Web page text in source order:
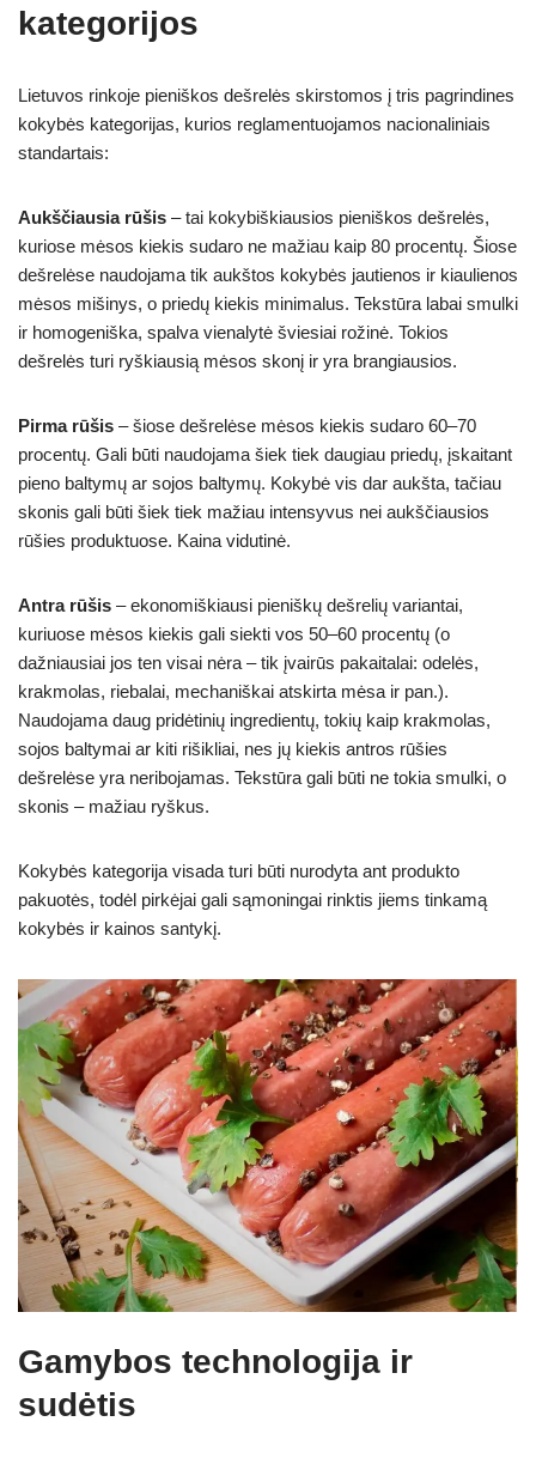
kategorijos
Lietuvos rinkoje pieniškos dešrelės skirstomos į tris pagrindines
kokybės kategorijas, kurios reglamentuojamos nacionaliniais
standartais:
Aukščiausia rūšis – tai kokybiškiausios pieniškos dešrelės,
kuriose mėsos kiekis sudaro ne mažiau kaip 80 procentų. Šiose
dešrelėse naudojama tik aukštos kokybės jautienos ir kiaulienos
mėsos mišinys, o priedų kiekis minimalus. Tekstūra labai smulki
ir homogeniška, spalva vienalytė šviesiai rožinė. Tokios
dešrelės turi ryškiausią mėsos skonį ir yra brangiausios.
Pirma rūšis – šiose dešrelėse mėsos kiekis sudaro 60–70
procentų. Gali būti naudojama šiek tiek daugiau priedų, įskaitant
pieno baltymų ar sojos baltymų. Kokybė vis dar aukšta, tačiau
skonis gali būti šiek tiek mažiau intensyvus nei aukščiausios
rūšies produktuose. Kaina vidutinė.
Antra rūšis – ekonomiškiausi pieniškų dešrelių variantai,
kuriuose mėsos kiekis gali siekti vos 50–60 procentų (o
dažniausiai jos ten visai nėra – tik įvairūs pakaitalai: odelės,
krakmolas, riebalai, mechaniškai atskirta mėsa ir pan.).
Naudojama daug pridėtinių ingredientų, tokių kaip krakmolas,
sojos baltymai ar kiti rišikliai, nes jų kiekis antros rūšies
dešrelėse yra neribojamas. Tekstūra gali būti ne tokia smulki, o
skonis – mažiau ryškus.
Kokybės kategorija visada turi būti nurodyta ant produkto
pakuotės, todėl pirkėjai gali sąmoningai rinktis jiems tinkamą
kokybės ir kainos santykį.
Gamybos technologija ir
sudėtis